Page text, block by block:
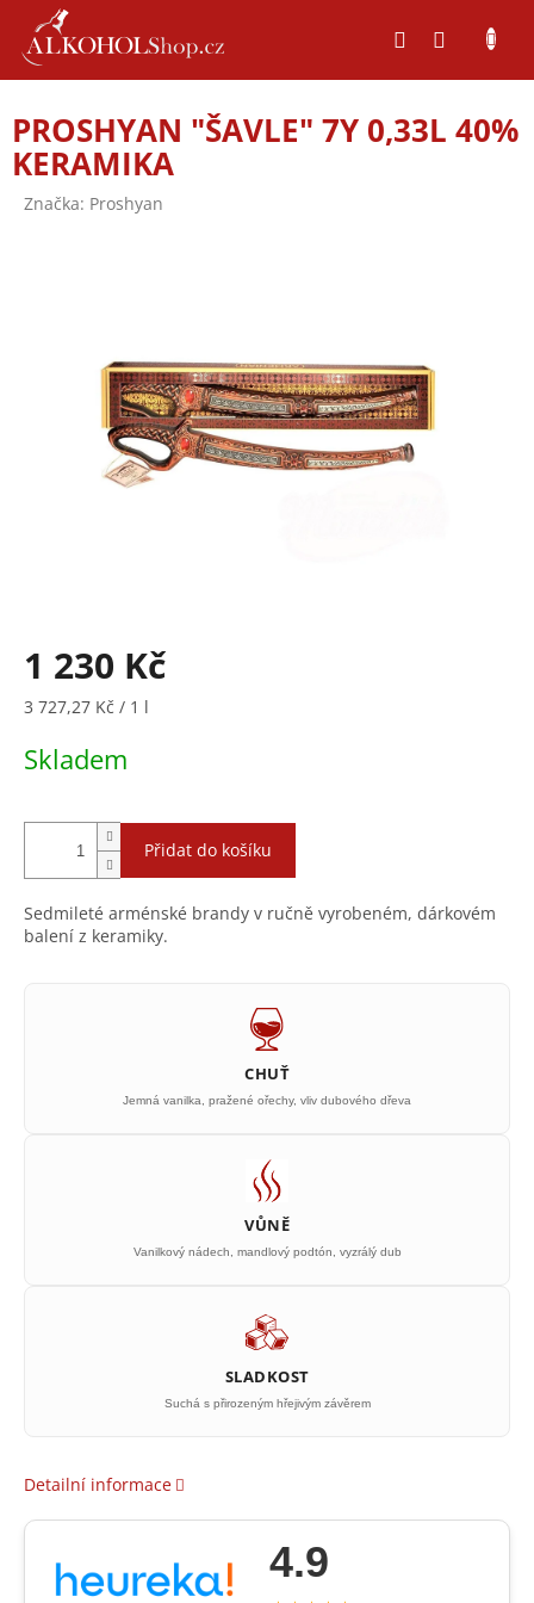
obsah
PROSHYAN "ŠAVLE" 7Y 0,33L 40%
KERAMIKA
Značka: Proshyan
1 230 Kč
Měrná
3 727,27 Kč / 1 l
Skladem
Přidat do košíku
Sedmileté arménské brandy v ručně vyrobeném, dárkovém
balení z keramiky.
CHUŤ
Jemná vanilka, pražené ořechy, vliv dubového dřeva
VŮNĚ
Vanilkový nádech, mandlový podtón, vyzrálý dub
SLADKOST
Suchá s přirozeným hřejivým závěrem
Detailní informace
4.9